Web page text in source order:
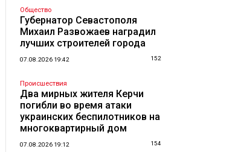
Общество
Губернатор Севастополя
Михаил Развожаев наградил
лучших строителей города
07.08.2026 19:42 152
Происшествия
Два мирных жителя Керчи
погибли во время атаки
украинских беспилотников на
многоквартирный дом
07.08.2026 19:12 154